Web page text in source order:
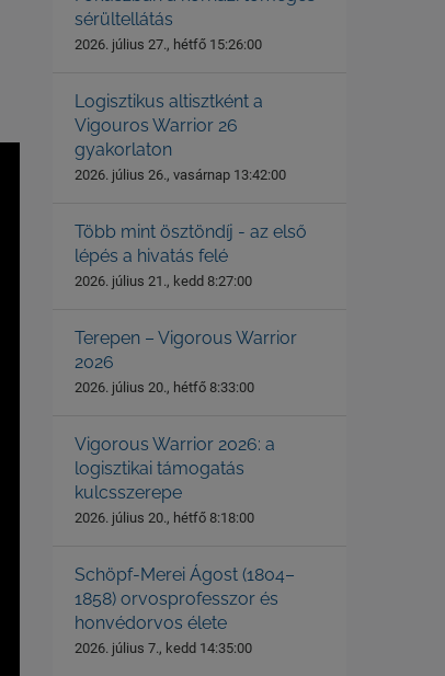
sérültellátás
2026. július 27., hétfő 15:26:00
Logisztikus altisztként a
Vigouros Warrior 26
gyakorlaton
2026. július 26., vasárnap 13:42:00
Több mint ösztöndíj - az első
lépés a hivatás felé
2026. július 21., kedd 8:27:00
Terepen – Vigorous Warrior
2026
2026. július 20., hétfő 8:33:00
Vigorous Warrior 2026: a
logisztikai támogatás
kulcsszerepe
2026. július 20., hétfő 8:18:00
Schöpf-Merei Ágost (1804–
1858) orvosprofesszor és
honvédorvos élete
2026. július 7., kedd 14:35:00